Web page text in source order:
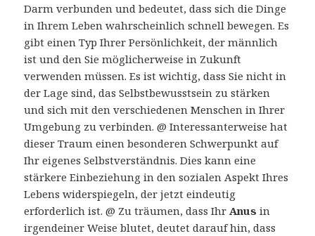
Darm verbunden und bedeutet, dass sich die Dinge
in Ihrem Leben wahrscheinlich schnell bewegen. Es
gibt einen Typ Ihrer Persönlichkeit, der männlich
ist und den Sie möglicherweise in Zukunft
verwenden müssen. Es ist wichtig, dass Sie nicht in
der Lage sind, das Selbstbewusstsein zu stärken
und sich mit den verschiedenen Menschen in Ihrer
Umgebung zu verbinden. @ Interessanterweise hat
dieser Traum einen besonderen Schwerpunkt auf
Ihr eigenes Selbstverständnis. Dies kann eine
stärkere Einbeziehung in den sozialen Aspekt Ihres
Lebens widerspiegeln, der jetzt eindeutig
erforderlich ist. @ Zu träumen, dass IhrAnus in
irgendeiner Weise blutet, deutet darauf hin, dass